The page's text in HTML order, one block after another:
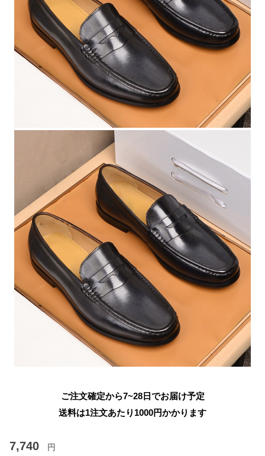
ご注文確定から7~28日でお届け予定
送料は1注文あたり 1000円かかります
7,740 円